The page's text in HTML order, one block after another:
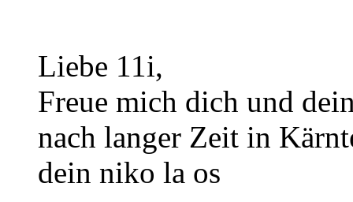
Liebe 11i,
Freue mich dich und
nach langer Zeit in
dein niko la os